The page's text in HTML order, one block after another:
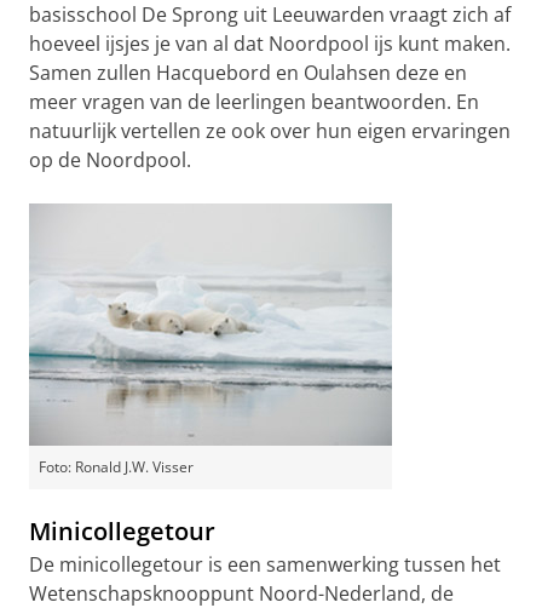
basisschool De Sprong uit Leeuwarden vraagt zich af
hoeveel ijsjes je van al dat Noordpool ijs kunt maken.
Samen zullen Hacquebord en Oulahsen deze en
meer vragen van de leerlingen beantwoorden. En
natuurlijk vertellen ze ook over hun eigen ervaringen
op de Noordpool.
Foto: Ronald J.W. Visser
Minicollegetour
De minicollegetour is een samenwerking tussen het
Wetenschapsknooppunt Noord-Nederland, de